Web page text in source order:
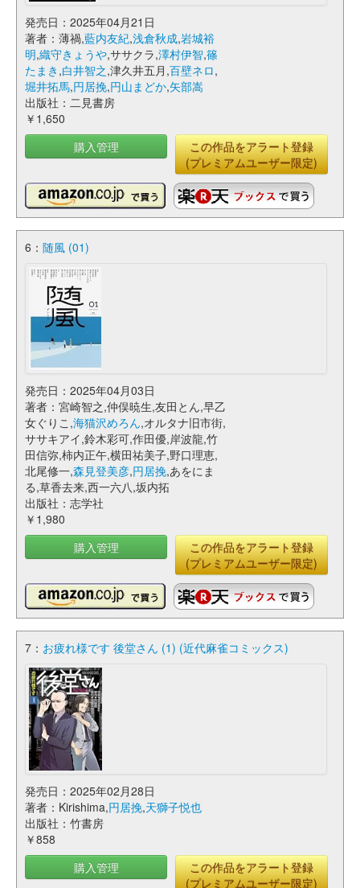
発売日：2025年04月21日
著者：薄禍,藍内友紀,浅倉秋成,岩城裕
明,織守きょうや,ササクラ,澤村伊智,篠
たまき ,白井智之,津久井五月,百壁ネロ,
堀井拓馬,円居挽,円山まどか,矢部嵩
出版社：二見書房
￥1,650
購入管理
この作品をアラート登録
(プレミアムユーザー限定)
6： 随風 (01)
発売日：2025年04月03日
著者：宮崎智之,仲俣暁生,友田とん,早乙
女ぐりこ,海猫沢めろん,オルタナ旧市街,
ササキアイ,鈴木彩可,作田優,岸波龍,竹
田信弥,柿内正午,横田祐美子,野口理恵,
北尾修一,森見登美彦,円居挽,あをにま
る,草香去来,西一六八,坂内拓
出版社：志学社
￥1,980
購入管理
この作品をアラート登録
(プレミアムユーザー限定)
7： お疲れ様です 後堂さん (1) (近代麻雀コミックス)
発売日：2025年02月28日
著者：Kirishima,円居挽,天獅子悦也
出版社：竹書房
￥858
購入管理
この作品をアラート登録
(プレミアムユーザー限定)